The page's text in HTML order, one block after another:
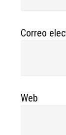
Correo
Web